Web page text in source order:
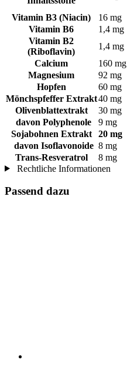
Vitamin B3 (Niacin)
16 mg
Vitamin B6
1,4 mg
Vitamin B2
(Riboflavin)
1,4 mg
Calcium
160 mg
Magnesium
92 mg
Hopfen
60 mg
Mönchspfeffer Extrakt40 mg
Olivenblattextrakt
30 mg
davon Polyphenole
9 mg
Sojabohnen Extrakt
20 mg
davon Isoflavonoide 8 mg
Trans-Resveratrol
8 mg
Rechtliche Informationen
Passend dazu